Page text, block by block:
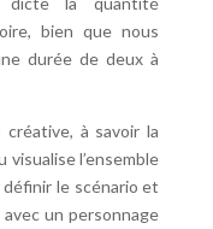
bien que nous
durée de deux à
à savoir la
l’ensemble
le scénario et
avec un personnage